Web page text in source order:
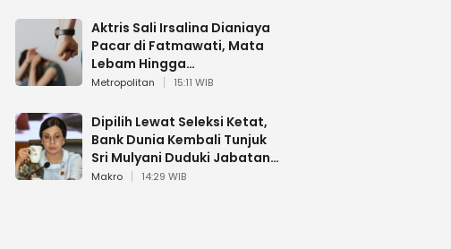
Aktris Sali Irsalina Dianiaya
Pacar di Fatmawati, Mata
Lebam Hingga
Diselamatkan Polantas
Metropolitan 15:11 WIB
Dipilih Lewat Seleksi Ketat,
Bank Dunia Kembali Tunjuk
Sri Mulyani Duduki Jabatan
Strategis
Makro 14:29 WIB